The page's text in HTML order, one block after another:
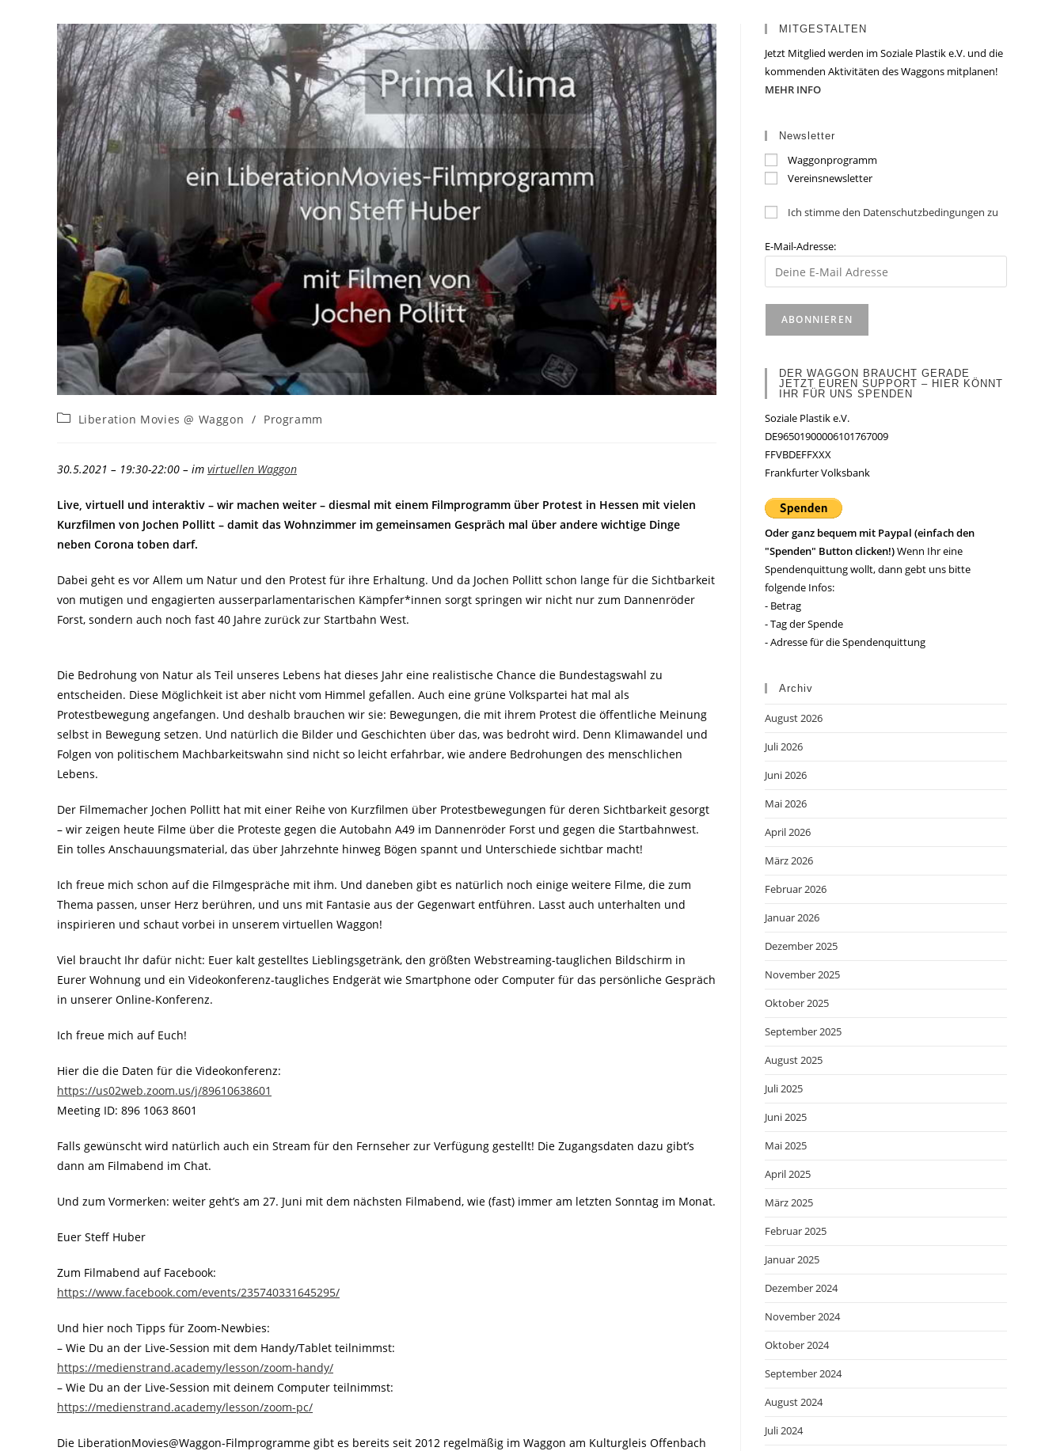
Beitrags-
Liberation Movies @ Waggon / Programm
30.5.2021 – 19:30-22:00 – im virtuellen Waggon
Live, virtuell und interaktiv – wir machen weiter – diesmal mit einem Filmprogramm über Protest in Hessen mit vielen
Kurzfilmen von Jochen Pollitt – damit das Wohnzimmer im gemeinsamen Gespräch mal über andere wichtige Dinge
neben Corona toben darf.
Dabei geht es vor Allem um Natur und den Protest für ihre Erhaltung. Und da Jochen Pollitt schon lange für die Sichtbarkeit
von mutigen und engagierten ausserparlamentarischen Kämpfer*innen sorgt springen wir nicht nur zum Dannenröder
Forst, sondern auch noch fast 40 Jahre zurück zur Startbahn West.
Die Bedrohung von Natur als Teil unseres Lebens hat dieses Jahr eine realistische Chance die Bundestagswahl zu
entscheiden. Diese Möglichkeit ist aber nicht vom Himmel gefallen. Auch eine grüne Volkspartei hat mal als
Protestbewegung angefangen. Und deshalb brauchen wir sie: Bewegungen, die mit ihrem Protest die öffentliche Meinung
selbst in Bewegung setzen. Und natürlich die Bilder und Geschichten über das, was bedroht wird. Denn Klimawandel und
Folgen von politischem Machbarkeitswahn sind nicht so leicht erfahrbar, wie andere Bedrohungen des menschlichen
Lebens.
Der Filmemacher Jochen Pollitt hat mit einer Reihe von Kurzfilmen über Protestbewegungen für deren Sichtbarkeit gesorgt
– wir zeigen heute Filme über die Proteste gegen die Autobahn A49 im Dannenröder Forst und gegen die Startbahnwest.
Ein tolles Anschauungsmaterial, das über Jahrzehnte hinweg Bögen spannt und Unterschiede sichtbar macht!
Ich freue mich schon auf die Filmgespräche mit ihm. Und daneben gibt es natürlich noch einige weitere Filme, die zum
Thema passen, unser Herz berühren, und uns mit Fantasie aus der Gegenwart entführen. Lasst auch unterhalten und
inspirieren und schaut vorbei in unserem virtuellen Waggon!
Viel braucht Ihr dafür nicht: Euer kalt gestelltes Lieblingsgetränk, den größten Webstreaming-tauglichen Bildschirm in
Eurer Wohnung und ein Videokonferenz-taugliches Endgerät wie Smartphone oder Computer für das persönliche Gespräch
in unserer Online-Konferenz.
Ich freue mich auf Euch!
Hier die die Daten für die Videokonferenz:
https://us02web.zoom.us/j/89610638601
Meeting ID: 896 1063 8601
Falls gewünscht wird natürlich auch ein Stream für den Fernseher zur Verfügung gestellt! Die Zugangsdaten dazu gibt’s
dann am Filmabend im Chat.
Und zum Vormerken: weiter geht’s am 27. Juni mit dem nächsten Filmabend, wie (fast) immer am letzten Sonntag im Monat.
Euer Steff Huber
Zum Filmabend auf Facebook:
https://www.facebook.com/events/235740331645295/
Und hier noch Tipps für Zoom-Newbies:
– Wie Du an der Live-Session mit dem Handy/Tablet teilnimmst:
https://medienstrand.academy/lesson/zoom-handy/
– Wie Du an der Live-Session mit deinem Computer teilnimmst:
https://medienstrand.academy/lesson/zoom-pc/
Die LiberationMovies@Waggon-Filmprogramme gibt es bereits seit 2012 regelmäßig im Waggon am Kulturgleis Offenbach
MITGESTALTEN
Jetzt Mitglied werden im Soziale Plastik e.V. und die
kommenden Aktivitäten des Waggons mitplanen!
MEHR INFO
Newsletter
Waggonprogramm
Vereinsnewsletter
Ich stimme den Datenschutzbedingungen zu
E-Mail-Adresse:
DER WAGGON BRAUCHT GERADE
JETZT EUREN SUPPORT – HIER KÖNNT
IHR FÜR UNS SPENDEN
Soziale Plastik e.V.
DE96501900006101767009
FFVBDEFFXXX
Frankfurter Volksbank
Oder ganz bequem mit Paypal (einfach den
"Spenden" Button clicken!)Wenn Ihr eine
Spendenquittung wollt, dann gebt uns bitte
folgende Infos:
- Betrag
- Tag der Spende
- Adresse für die Spendenquittung
Archiv
August 2026
Juli 2026
Juni 2026
Mai 2026
April 2026
März 2026
Februar 2026
Januar 2026
Dezember 2025
November 2025
Oktober 2025
September 2025
August 2025
Juli 2025
Juni 2025
Mai 2025
April 2025
März 2025
Februar 2025
Januar 2025
Dezember 2024
November 2024
Oktober 2024
September 2024
August 2024
Juli 2024